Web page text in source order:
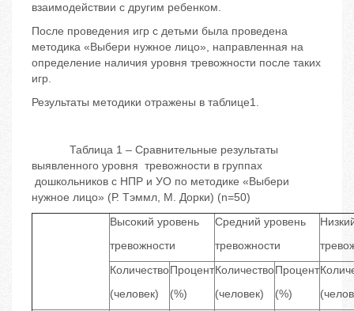
взаимодействии с другим ребенком.
После проведения игр с детьми была проведена
методика «Выбери нужное лицо», направленная на
определение наличия уровня тревожности после таких
игр.
Результаты методики отражены в таблице1.
Таблица 1 – Сравнительные результаты
выявленного уровня тревожности в группах
дошкольников с НПР и УО по методике «Выбери
нужное лицо» (Р. Тэммл, М. Дорки) (n=50)
Высокий уровень
тревожности
Средний уровень
тревожности
Количество
(человек)
Процент
(%)
Количество
(человек)
Процент
(%)